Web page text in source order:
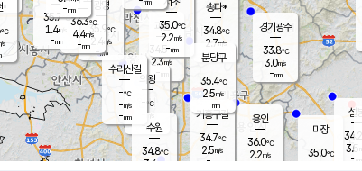
과천
34.5℃
2.3m/s
- mm
용인
36.0℃
2.2m/s
경기광주
33.8℃
3.0m/s
-mm
마장
35.0℃
의왕
- ℃
m/s
mm
설봉
34.2
3.5
- mm
광명
35.9 ℃
2.4 m/s
-mm
35.7℃
1.4m/s
-mm
36.3℃
4.4m/s
-mm
송파*
34.8℃
2.7m/s
-mm
35.0℃
2.2m/s
-mm
기흥구갈
34.7℃
2.5m/s
-
수리산길
-℃
-m/s
-mm
분당구
35.4℃
2.5m/s
-mm
-mm
수원
34.8℃
3.4 m/s
℃
s